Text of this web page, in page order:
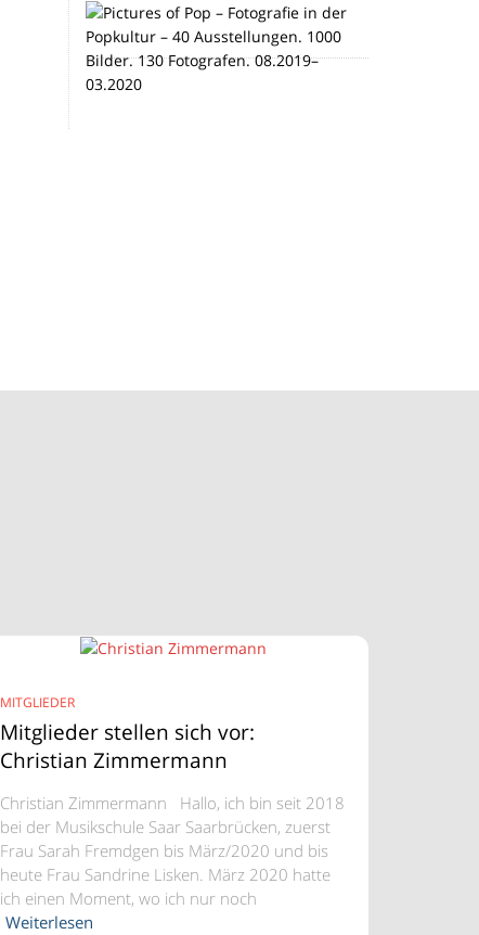
MITGLIEDER
Mitglieder stellen sich vor:
Christian Zimmermann
Christian Zimmermann Hallo, ich bin seit 2018
bei der Musikschule Saar Saarbrücken, zuerst
Frau Sarah Fremdgen bis März/2020 und bis
heute Frau Sandrine Lisken. März 2020 hatte
ich einen Moment, wo ich nur noch
Weiterlesen